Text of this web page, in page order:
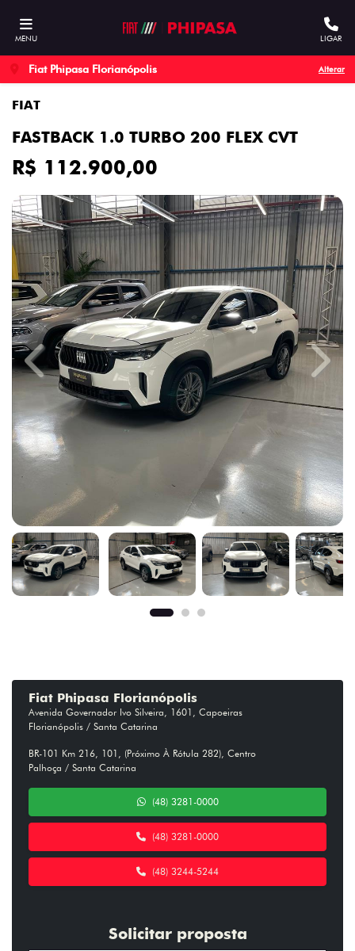
MENU LIGAR
Fiat Phipasa Florianópolis Alterar
FIAT
FASTBACK 1.0 TURBO 200 FLEX CVT
R$ 112.900,00
Previous Next
Fiat Phipasa Florianópolis
Avenida Governador Ivo Silveira, 1601, Capoeiras
Florianópolis / Santa Catarina
BR-101 Km 216, 101, (Próximo À Rótula 282), Centro
Palhoça / Santa Catarina
(48) 3281-0000
(48) 3281-0000
(48) 3244-5244
Solicitar proposta